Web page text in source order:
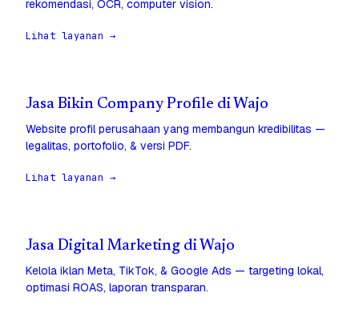
rekomendasi, OCR, computer vision.
Lihat layanan →
Jasa Bikin Company Profile di Wajo
Website profil perusahaan yang membangun kredibilitas —
legalitas, portofolio, & versi PDF.
Lihat layanan →
Jasa Digital Marketing di Wajo
Kelola iklan Meta, TikTok, & Google Ads — targeting lokal,
optimasi ROAS, laporan transparan.